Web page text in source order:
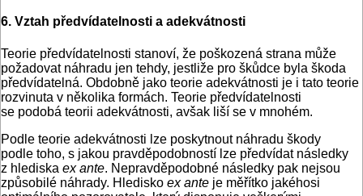
6. Vztah předvídatelnosti a adekvátnosti
Teorie předvídatelnosti stanoví, že poškozená strana může
požadovat náhradu jen tehdy, jestliže pro škůdce byla škoda
předvídatelná. Obdobně jako teorie adekvátnosti je i tato teorie
rozvinuta v několika formách. Teorie předvídatelnosti
se podobá teorii adekvátnosti, avšak liší se v mnohém.
Podle teorie adekvátnosti lze poskytnout náhradu škody
podle toho, s jakou pravděpodobností lze předvídat následky
z hlediska ex ante. Nepravděpodobné následky pak nejsou
způsobilé náhrady. Hledisko ex ante je měřítko jakéhosi